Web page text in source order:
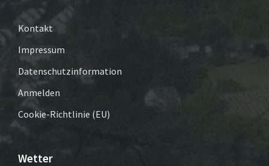
Kontakt
Impressum
Datenschutzinformation
Anmelden
Cookie-Richtlinie (EU)
Wetter